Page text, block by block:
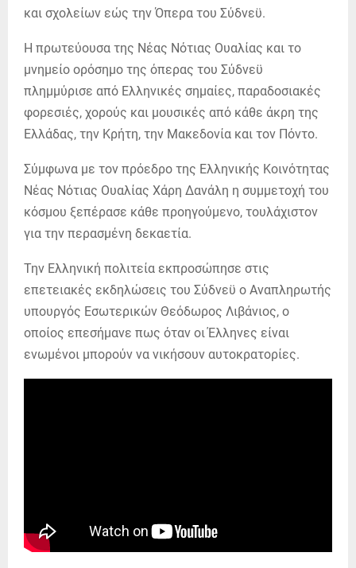
και σχολείων εώς την Όπερα του Σύδνεϋ.
Η πρωτεύουσα της Νέας Νότιας Ουαλίας και το
μνημείο ορόσημο της όπερας του Σύδνεϋ
πλημμύρισε από Ελληνικές σημαίες, παραδοσιακές
φορεσιές, χορούς και μουσικές από κάθε άκρη της
Ελλάδας, την Κρήτη, την Μακεδονία και τον Πόντο.
Σύμφωνα με τον πρόεδρο της Ελληνικής Κοινότητας
Νέας Νότιας Ουαλίας Χάρη Δανάλη η συμμετοχή του
κόσμου ξεπέρασε κάθε προηγούμενο, τουλάχιστον
για την περασμένη δεκαετία.
Την Ελληνική πολιτεία εκπροσώπησε στις
επετειακές εκδηλώσεις του Σύδνεϋ ο Αναπληρωτής
υπουργός Εσωτερικών Θεόδωρος Λιβάνιος, ο
οποίος επεσήμανε πως όταν οι Έλληνες είναι
ενωμένοι μπορούν να νικήσουν αυτοκρατορίες.